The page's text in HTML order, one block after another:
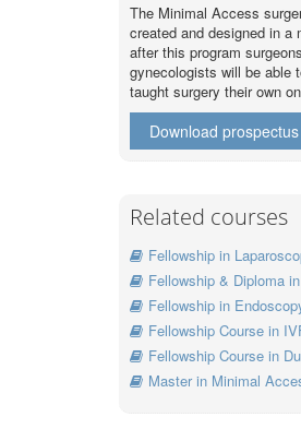
The Minimal Access
created and designed in a
after this program
gynecologists will be able
taught surgery their own
Download prospectus
Related courses
Fellowship in
Fellowship & Diploma
Fellowship in
Fellowship Course in
Fellowship Course in
Master in Minimal